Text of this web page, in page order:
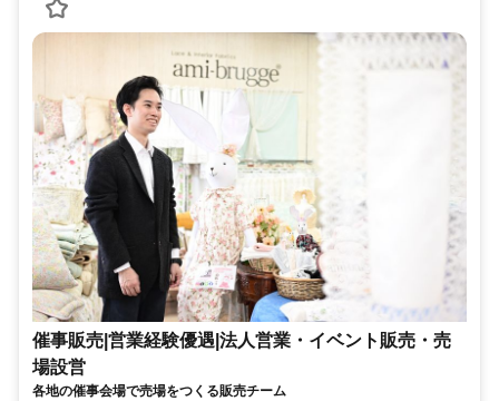
催事販売|営業経験優遇|法人営業・イベント販売・売
場設営
各地の催事会場で売場をつくる販売チーム